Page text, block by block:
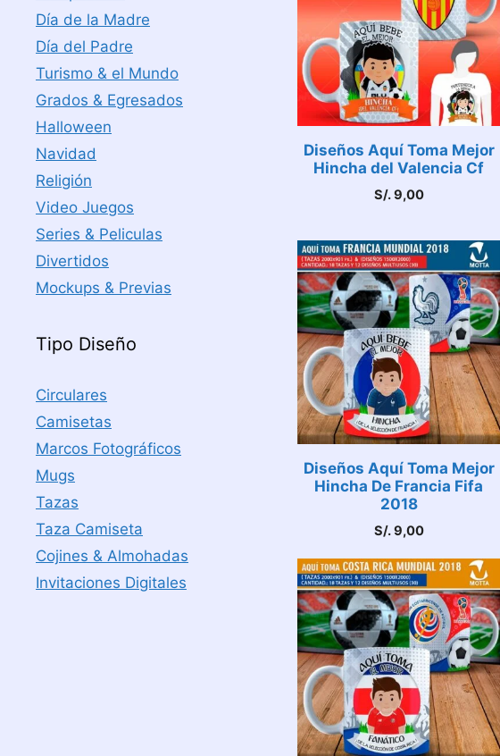
Diseños Aquí Toma Mejor
Hincha del Valencia Cf
S/.9,00
Diseños Aquí Toma Mejor
Hincha De Francia Fifa
2018
S/.9,00
Día de la Madre
Día del Padre
Turismo & el Mundo
Grados & Egresados
Halloween
Navidad
Religión
Video Juegos
Series & Peliculas
Divertidos
Mockups & Previas
Tipo Diseño
Circulares
Camisetas
Marcos Fotográficos
Mugs
Tazas
Taza Camiseta
Cojines & Almohadas
Invitaciones Digitales